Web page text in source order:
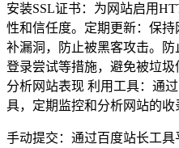
安装SSL证书：为网站启用
性和信任度。定期更新：保
补漏洞，防止被黑客攻击。
登录尝试等措施，避免被垃
分析网站表现 利用工具：通
具，定期监控和分析网站的收
手动提交：通过百度站长工